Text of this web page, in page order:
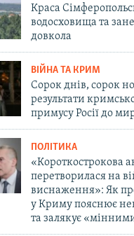
Краса
водосховища та
довкола
ВІЙНА ТА КРИМ
Сорок днів, сорок
результати
примусу Росії до
ПОЛІТИКА
«Короткострокова
перетворилася на
виснаження»: Як
у Криму пояснює
та залякує